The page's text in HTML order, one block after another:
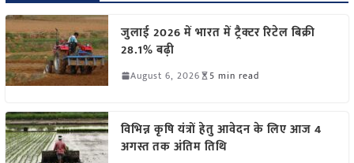
जुलाई 2026 में भारत में ट्रैक्टर रिटेल बिक्री
28.1% बढ़ी
August 6, 2026 5 min read
विभिन्न कृषि यंत्रों हेतु आवेदन के लिए आज 4
अगस्त तक अंतिम तिथि